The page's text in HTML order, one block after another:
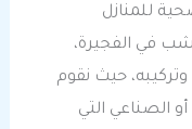
للمنازل
في الفجيرة،
حيث نقوم
الصناعي التي